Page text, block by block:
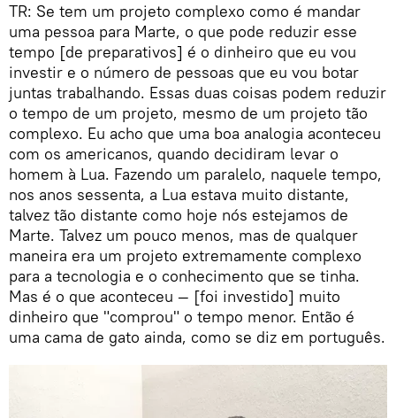
TR: Se tem um projeto complexo como é mandar
uma pessoa para Marte, o que pode reduzir esse
tempo [de preparativos] é o dinheiro que eu vou
investir e o número de pessoas que eu vou botar
juntas trabalhando. Essas duas coisas podem reduzir
o tempo de um projeto, mesmo de um projeto tão
complexo. Eu acho que uma boa analogia aconteceu
com os americanos, quando decidiram levar o
homem à Lua. Fazendo um paralelo, naquele tempo,
nos anos sessenta, a Lua estava muito distante,
talvez tão distante como hoje nós estejamos de
Marte. Talvez um pouco menos, mas de qualquer
maneira era um projeto extremamente complexo
para a tecnologia e o conhecimento que se tinha.
Mas é o que aconteceu — [foi investido] muito
dinheiro que "comprou" o tempo menor. Então é
uma cama de gato ainda, como se diz em português.